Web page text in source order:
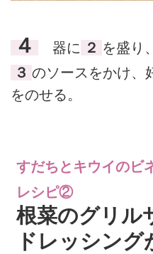
４ 器に ２ を盛り
３ のソースをかけ、
をのせる。
すだちとキウイのビ
レシピ②
根菜のグリル
ドレッシン